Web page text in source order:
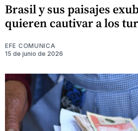
Brasil y sus paisajes
quieren cautivar a los
EFE COMUNICA
15 de junio de 2026